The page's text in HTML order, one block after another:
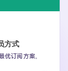
方式
优订阅方案。